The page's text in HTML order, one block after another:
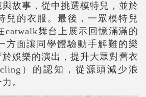
故事，從中挑選模特兒，並於
兒的衣服。最後，一眾模特兒
catwalk舞台上展示回憶滿滿的
方面讓同學體驗動手解難的樂
娛樂的演出，提升大眾對舊衣
）的認知，從源頭減少浪
。